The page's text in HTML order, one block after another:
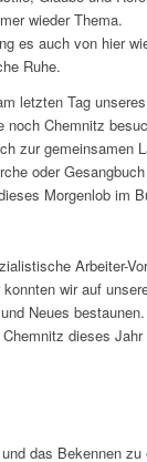
wieder Thema.
es auch von hier
Ruhe.
letzten Tag
noch Chemnitz
zur gemeinsamen
oder
Morgenlob im
Arbeiter-
wir auf
Neues
dieses Jahr
das Bekennen